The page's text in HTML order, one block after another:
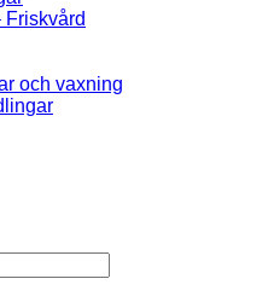
Friskvård
och vaxning